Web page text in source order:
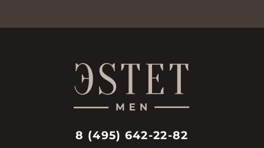
8 (495) 642-22-82